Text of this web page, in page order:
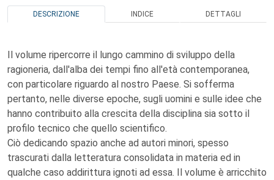
DESCRIZIONE INDICE DETTAGLI
Il volume ripercorre il lungo cammino di sviluppo della
ragioneria, dall'alba dei tempi fino all'età contemporanea,
con particolare riguardo al nostro Paese. Si sofferma
pertanto, nelle diverse epoche, sugli uomini e sulle idee che
hanno contribuito alla crescita della disciplina sia sotto il
profilo tecnico che quello scientifico.
Ciò dedicando spazio anche ad autori minori, spesso
trascurati dalla letteratura consolidata in materia ed in
qualche caso addirittura ignoti ad essa. Il volume è arricchito